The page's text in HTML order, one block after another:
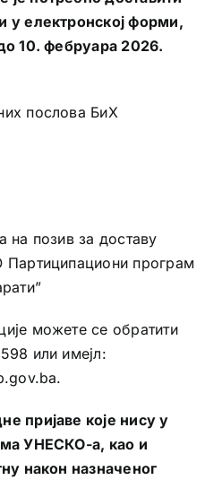
у електронској форми,
10. фебруара 2026.
послова БиХ
на позив за доставу
Партиципациони програм
можете се обратити
или имејл:
пријаве које нису у
УНЕСКО-а, као и
након назначеног